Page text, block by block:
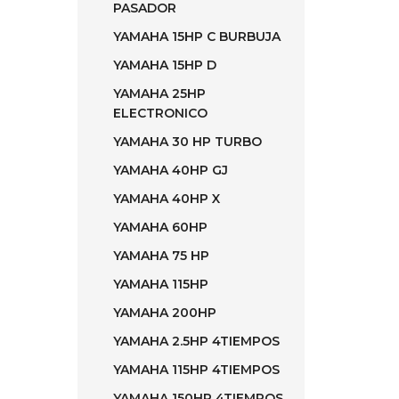
PASADOR
YAMAHA 15HP C BURBUJA
YAMAHA 15HP D
YAMAHA 25HP
ELECTRONICO
YAMAHA 30 HP TURBO
YAMAHA 40HP GJ
YAMAHA 40HP X
YAMAHA 60HP
YAMAHA 75 HP
YAMAHA 115HP
YAMAHA 200HP
YAMAHA 2.5HP 4TIEMPOS
YAMAHA 115HP 4TIEMPOS